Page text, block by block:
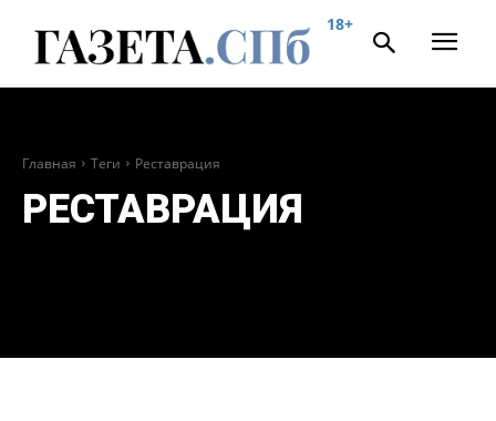
18+
Главная Теги Реставрация
РЕСТАВРАЦИЯ